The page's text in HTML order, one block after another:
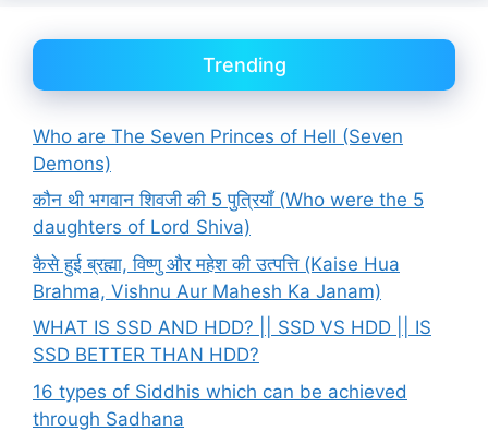
Trending
Who are The Seven Princes of Hell (Seven
Demons)
कौन थी भगवान शिवजी की 5 पुत्रियाँ (Who were the 5
daughters of Lord Shiva)
कैसे हुई ब्रह्मा, विष्णु और महेश की उत्पत्ति (Kaise Hua
Brahma, Vishnu Aur Mahesh Ka Janam)
WHAT IS SSD AND HDD? || SSD VS HDD || IS
SSD BETTER THAN HDD?
16 types of Siddhis which can be achieved
through Sadhana